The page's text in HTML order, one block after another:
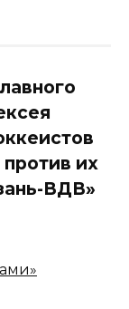
их
ВДВ»